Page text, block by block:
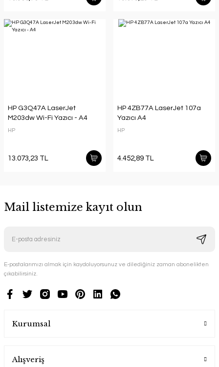
HP G3Q47A LaserJet
M203dw Wi-Fi Yazıcı - A4
HP
13.073,23 TL
HP 4ZB77A LaserJet 107a
Yazıcı A4
HP
4.452,89 TL
Mail listemize kayıt olun
E-postalarımızı almak için kaydoluyorsunuz ve dilediğiniz zaman abonelikten
çıkabilirsiniz.
Kurumsal
Alışveriş